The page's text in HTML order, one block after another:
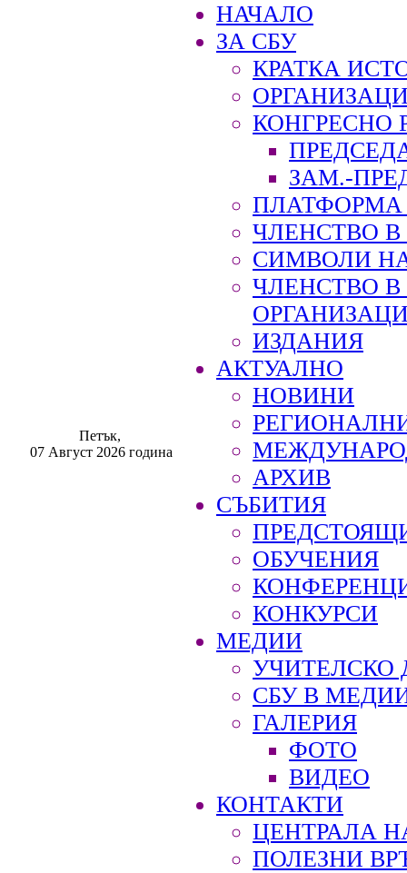
Петък,
07 Август 2026 година
НАЧАЛО
ЗА СБУ
КРАТКА
КОНГРЕСНО
ЗАМ.-
ПЛАТФОРМА
ЧЛЕНСТВО В
СИМВОЛИ
ЧЛЕНСТВО
ИЗДАНИЯ
АКТУАЛНО
НОВИНИ
АРХИВ
СЪБИТИЯ
ОБУЧЕНИЯ
КОНКУРСИ
МЕДИИ
УЧИТЕЛСКО
СБУ В
ГАЛЕРИЯ
ФОТО
ВИДЕО
КОНТАКТИ
ЦЕНТРАЛА
ПОЛЕЗНИ